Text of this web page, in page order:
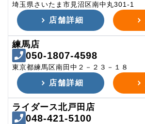
埼玉県さいたま市見沼区南中丸301-1
店舗詳細
練馬店
050-1807-4598
東京都練馬区南田中２－２３－１８
店舗詳細
ライダース北戸田店
048-421-5100